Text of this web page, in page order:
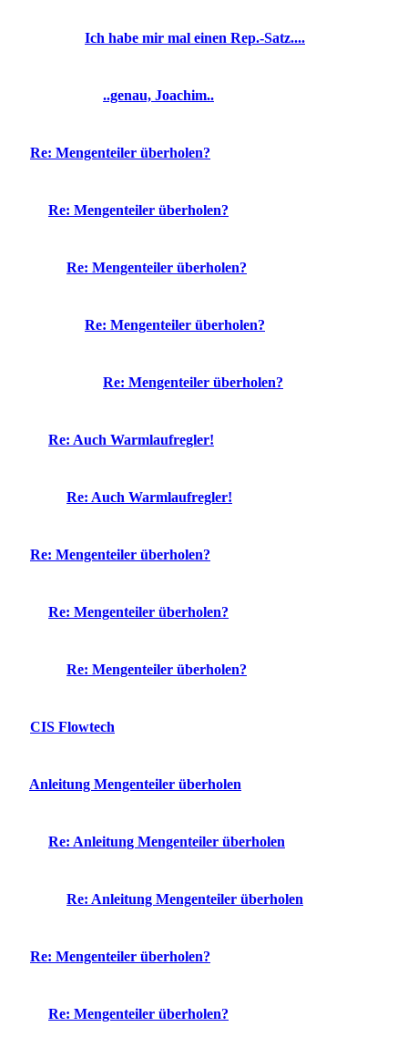
Ich habe mir mal einen Rep.-Satz....
..genau, Joachim..
Re: Mengenteiler überholen?
Re: Mengenteiler überholen?
Re: Mengenteiler überholen?
Re: Mengenteiler überholen?
Re: Mengenteiler überholen?
Re: Auch Warmlaufregler!
Re: Auch Warmlaufregler!
Re: Mengenteiler überholen?
Re: Mengenteiler überholen?
Re: Mengenteiler überholen?
CIS Flowtech
Anleitung Mengenteiler überholen
Re: Anleitung Mengenteiler überholen
Re: Anleitung Mengenteiler überholen
Re: Mengenteiler überholen?
Re: Mengenteiler überholen?